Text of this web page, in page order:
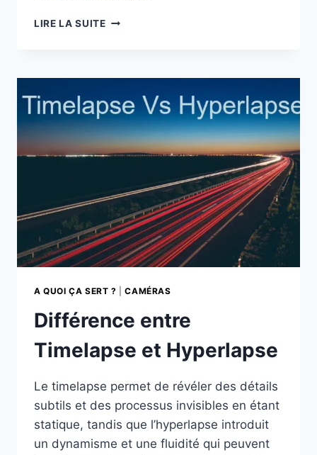
LIRE LA SUITEPOURQUOI
HZ
A QUOI ÇA SERT ? |CAMÉRAS
Différence entre
Timelapse et Hyperlapse
Le timelapse permet de révéler des détails
subtils et des processus invisibles en étant
statique, tandis que l’hyperlapse introduit
un dynamisme et une fluidité qui peuvent